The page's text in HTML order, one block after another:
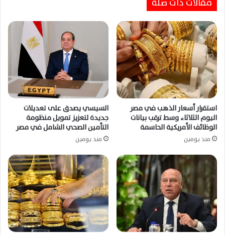
قطر تؤكد استمرار الجهود الدبلوماسية لإحياء
محادثات الولايات المتحدة وإيران عبر الوسطاء
فقط
استقرار أسعار الذهب في مصر
اليوم الثلاثاء وسط ترقب بيانات
الوظائف الأمريكية الحاسمة
منذ يومين
السيسي يصدق على تعديلات
جديدة لتعزيز تمويل منظومة
التأمين الصحي الشامل في مصر
منذ يومين